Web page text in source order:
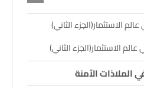
الاستثمار(الجزء الثاني)
الاستثمار(الجزء الثاني)
الملاذات الآمنة